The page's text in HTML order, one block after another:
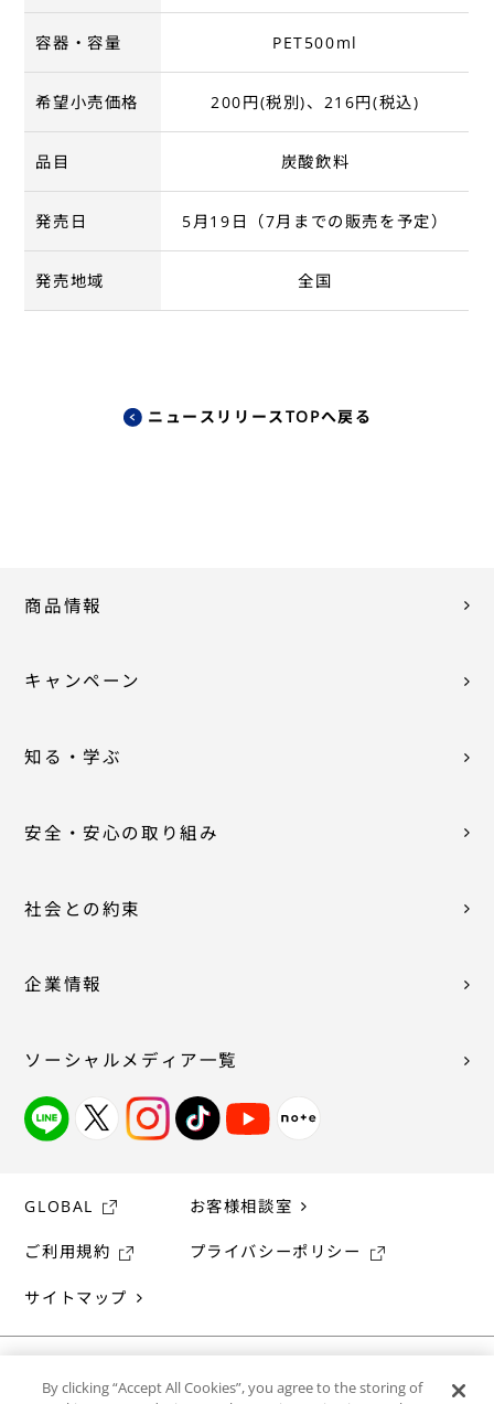
容器・容量 PET500ml
希望小売価格 200円(税別)、216円(税込)
品目 炭酸飲料
発売日 5月19日（7月までの販売を予定）
発売地域 全国
ニュースリリースTOPへ戻る
商品情報
キャンペーン
知る・学ぶ
安全・安心の取り組み
社会との約束
企業情報
ソーシャルメディア一覧
GLOBAL お客様相談室
ご利用規約 プライバシーポリシー
サイトマップ
By clicking “Accept All Cookies”, you agree to the storing of